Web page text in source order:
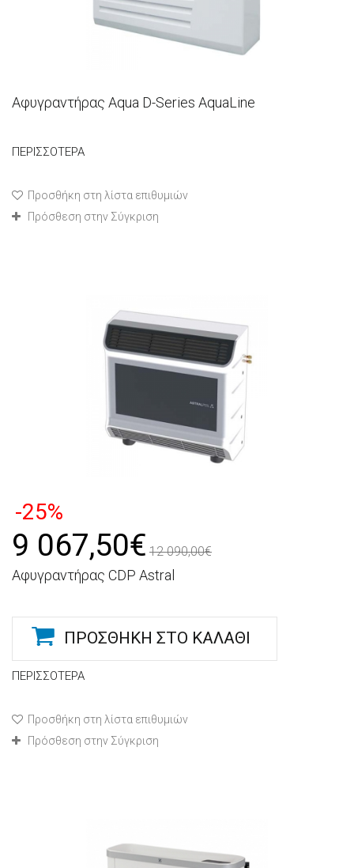
Αφυγραντήρας Aqua D-Series AquaLine
ΠΕΡΙΣΣΌΤΕΡΑ
Προσθήκη στη λίστα επιθυμιών
Πρόσθεση στην Σύγκριση
-25%
9 067,50€ 12 090,00€
Αφυγραντήρας CDP Astral
ΠΡΟΣΘΉΚΗ ΣΤΟ ΚΑΛΆΘΙ
ΠΕΡΙΣΣΌΤΕΡΑ
Προσθήκη στη λίστα επιθυμιών
Πρόσθεση στην Σύγκριση